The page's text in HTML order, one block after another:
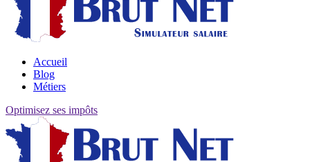
Accueil
Blog
Métiers
Optimisez ses impôts